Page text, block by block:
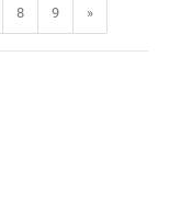
8 9 »